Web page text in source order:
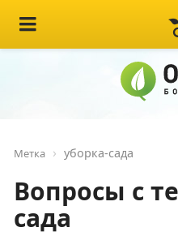
Метка уборка-сада
Вопросы с
сада